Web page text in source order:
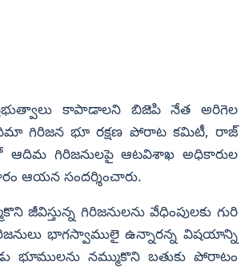
కాపాడాలని బిజెపి నేత అరిగెల
గిరిజన భూ రక్షణ పోరాట కమిటీ, రాజ్
గిరిజనులపై ఆటవిశాఖ అధికారుల
ఆయన సందర్శించారు.
గిరిజనులను వేధింపులకు గురి
భాగస్వాములై ఉన్నారన్న విషయాన్ని
భూములను నమ్ముకొని బతుకు పోరాటం